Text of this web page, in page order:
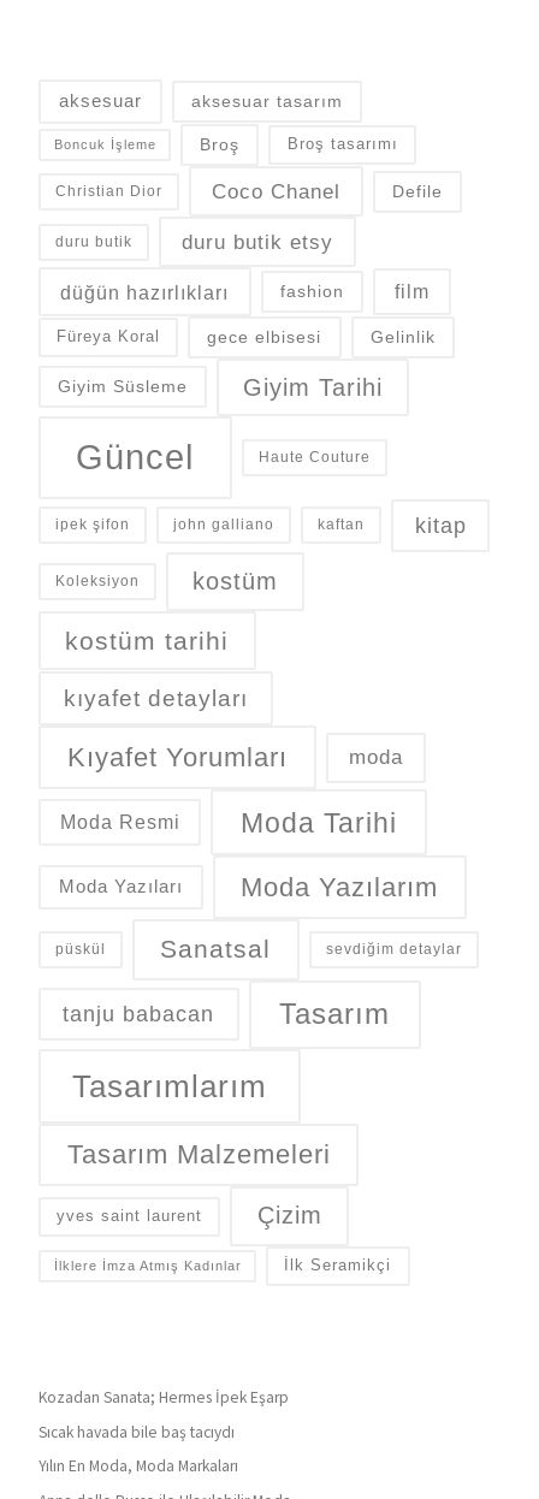
aksesuar aksesuar tasarım
Boncuk İşleme Broş Broş tasarımı
Christian Dior Coco Chanel Defile
duru butik duru butik etsy
düğün hazırlıkları fashion film
Füreya Koral gece elbisesi Gelinlik
Giyim Süsleme Giyim Tarihi
Güncel Haute Couture
ipek şifon john galliano kaftan kitap
Koleksiyon kostüm
kostüm tarihi
kıyafet detayları
Kıyafet Yorumları moda
Moda Resmi Moda Tarihi
Moda Yazıları Moda Yazılarım
püskül Sanatsal sevdiğim detaylar
tanju babacan Tasarım
Tasarımlarım
Tasarım Malzemeleri
yves saint laurent Çizim
İlklere İmza Atmış Kadınlar İlk Seramikçi
Kozadan Sanata; Hermes İpek Eşarp
Sıcak havada bile baş tacıydı
Yılın En Moda, Moda Markaları